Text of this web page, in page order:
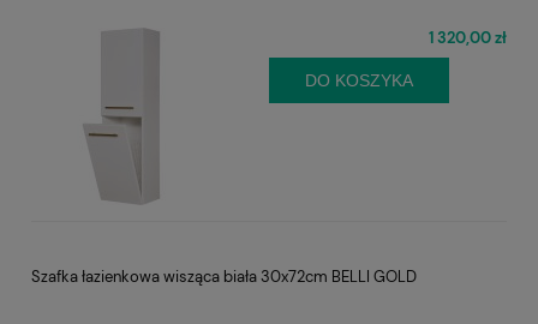
1 320,00 zł
DO KOSZYKA
Szafka łazienkowa wisząca biała 30x72cm BELLI GOLD